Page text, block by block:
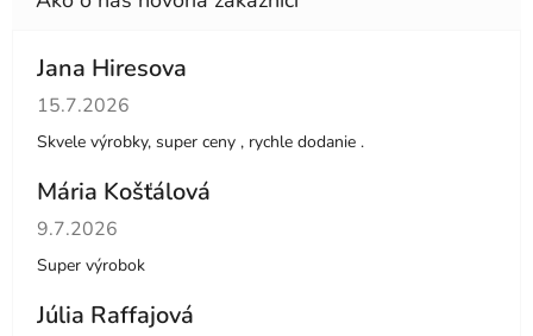
Jana Hiresova
Hodnotenie obchodu je 5 z 5 hviezdičiek.
15.7.2026
Skvele výrobky, super ceny , rychle dodanie .
Mária Košťálová
Hodnotenie obchodu je 5 z 5 hviezdičiek.
9.7.2026
Super výrobok
Júlia Raffajová